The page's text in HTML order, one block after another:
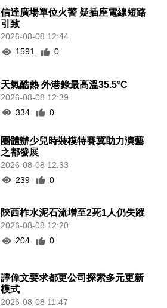
信達廣場單位火警 疑插座電線短路
引致
2026-08-08 12:44
1591
0
天氣酷熱 外港錄最高溫35.5°C
2026-08-08 12:39
334
0
團體辦少兒時裝模特賽冀助力演藝
之都發展
2026-08-08 12:33
239
0
陝西柞水泥石流增至2死1人仍失蹤
2026-08-08 12:20
204
0
譚偉文要求都更公司探索多元更新
模式
2026-08-08 11:47